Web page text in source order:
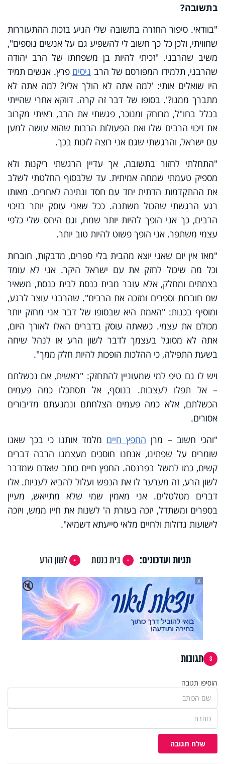
בתשובה?
"בוודאי. סיפור החזרה בתשובה שלי הגיע בזכות ההתעוררות
שחוויתי, ולכן כל כך חשוב לי להשפיע גם על אנשים נוספים",
משיב שהרבני. "זכיתי להיות בן משפחתו של הרב יהודה
שהרבני, תלמידו המפורסם של הרב ניסים פרץ. אנשים תמיד
היו שואלים אותי: 'למה אתה לא הולך אליו? למה אתה לא
מתברך ממנו?'. בסופו של דבר זה קרה. דווקא אחרי שהייתי
בכלל בחו"ל, מרוחק ומנוכר, פגשתי את הרב, ראיתי מקרוב
את זיכוי הרבים שלו ואת הפעולות הרבות שהוא עושה למען
עם ישראל, והרגשתי שגם אני רוצה לזכות בכך.
"התחלתי לחזור בתשובה, אך עדיין הרגשתי ריקנות ולא
מספיק טעמתי שמחה אמיתית. עד שלבסוף החלטתי לשלב
את ההתקדמות הדתית יחד עם חסד ונתינה לאחרים. מאותו
רגע הרגשתי שהכול משתנה. ככל שאני עוסק יותר בזיכוי
הרבים, כך אני הופך להיות יותר שמח, וגם היחס שלי כלפי
עצמי משתפר. אני הופך פשוט להיות טוב יותר.
"מאז אין יום שאני יוצא מהבית בלי ספרים, מדבקות, חוברות
וכל מה שיכול לחזק את עם ישראל היקר. אני לא עומד
בצמתים ומחלק, אלא עובר מבית כנסת לבית כנסת, משאיר
שם חוברות וספרים ומזכה את הרבים". שהרבני עוצר לרגע,
ומוסיף בכנות: "האמת היא שבסופו של דבר אני מחזק יותר
מכולם את עצמי. כשאתה עוסק בדברים האלו לאורך היום,
אתה לא מסוגל בעצמך לדבר לשון הרע או לנהל שיחה
בשעת התפילה, כי ההלכות הופכות להיות חלק ממך".
ויש לו גם טיפ למי שמעוניין להתחזק: "ראשית, אם נכשלתם
– אל תפלו לעצבות. בנוסף, אל תסתכלו כמה פעמים
הכשלתם, אלא כמה פעמים הצלחתם ונמנעתם מדיבורים
אסורים.
"והכי חשוב – מרן החפץ חיים מלמד אותנו כי בכך שאנו
שומרים על שפתינו, אנחנו חוסכים מעצמנו הרבה דברים
קשים, כמו למשל בפרנסה. החפץ חיים כותב שאדם שמדבר
לשון הרע, זה מערער לו את הנפש ועלול להביא לעניות. אלו
דברים מטלטלים. אני מאמין שמי שלא מתייאש, מעיין
בספרים ומשתדל, יזכה בעזרת ה' לשנות את חייו ממש, ויזכה
לישועות גדולות ולחיים מלאי סייעתא דשמיא".
תגיות ועדכונים: בית כנסת
לשון הרע
🔇
X
3 תגובות
הוסיפו תגובה
שלח תגובה